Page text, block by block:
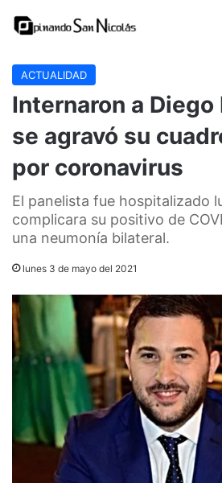
ACTUALIDAD
Internaron a
se agravó su
por coronavirus
El panelista fue hospitalizado
complicara su positivo de
una neumonía bilateral.
lunes 3 de mayo del 2021